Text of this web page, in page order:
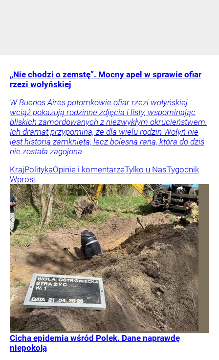
„Nie chodzi o zemstę”. Mocny apel w sprawie ofiar
rzezi wołyńskiej
W Buenos Aires potomkowie ofiar rzezi wołyńskiej
wciąż pokazują rodzinne zdjęcia i listy, wspominając
bliskich zamordowanych z niezwykłym okrucieństwem.
Ich dramat przypomina, że dla wielu rodzin Wołyń nie
jest historią zamkniętą, lecz bolesną raną, która do dziś
nie została zagojona.
KrajPolitykaOpinie i komentarzeTylko u NasTygodnik
Wprost
Cicha epidemia wśród Polek. Dane naprawdę
niepokoją